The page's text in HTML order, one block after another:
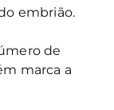
embrião.
de
marca a